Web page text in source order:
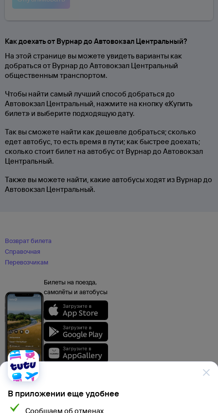
Как доехать от Вурнар до Автовокзал Центральный?
На этой странице вы можете увидеть варианты как
добраться от Вурнар до Автовокзал Центральный
общественным транспортом.
Чтобы найти самый лучший способ добраться до
Автовокзал Центральный, нажмите на кнопку «Купить
билет» и выберите подходящую дату.
Так вы сможете найти как дешевле добраться; сколько
едет автобус, то есть время в пути; как быстрее доехать;
сколько стоит билет на автобус от Вурнар до Автовокзал
Центральный.
Также вы можете найти, какие автобусы ходят из Вурнар до
Автовокзал Центральный.
В приложении еще удобнее
Сообщаем об отменах
Возврат билета
Справочная
Перевозчикам
Билеты на поезда,
самолёты и автобусы